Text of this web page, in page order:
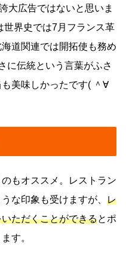
大広告ではないと思いま
世界史では7月フランス革
道関連では開拓使も務め
に伝統という言葉がふさ
美味しかったです( ＾∀
もオススメ。レストラン
な印象も受けますが、 レ
ただくことができるとポ
す。